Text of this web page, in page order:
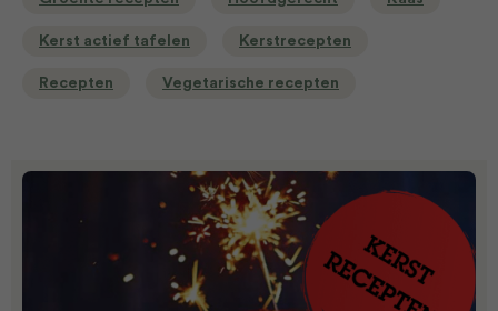
Kerst actief tafelen Kerstrecepten
Recepten Vegetarische recepten